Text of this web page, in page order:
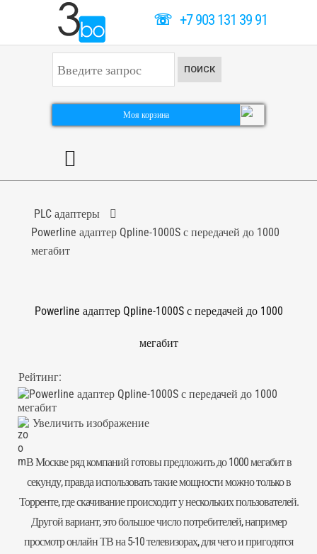
☏+7 903 131 39 91
к
а
ь
ПОИСК
Моя корзина
PLC адаптеры
Powerline адаптер Qpline-1000S с передачей до 1000
мегабит
Powerline адаптер Qpline-1000S с передачей до 1000
мегабит
Рейтинг:
Увеличить изображение
В Москве ряд компаний готовы предложить до 1000 мегабит в
секунду, правда использовать такие мощности можно только в
Торренте, где скачивание происходит у нескольких пользователей.
Другой вариант, это большое число потребителей, например
просмотр онлайн ТВ на 5-10 телевизорах, для чего и пригодятся